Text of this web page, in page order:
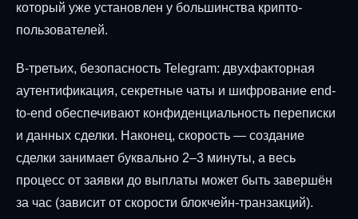
который уже установлен у большинства крипто-
пользователей.
В-третьих, безопасность Telegram: двухфакторная
аутентификация, секретные чаты и шифрование end-
to-end обеспечивают конфиденциальность переписки
и данных сделки. Наконец, скорость — создание
сделки занимает буквально 2–3 минуты, а весь
процесс от заявки до выплаты может быть завершён
за час (зависит от скорости блокчейн-транзакций).